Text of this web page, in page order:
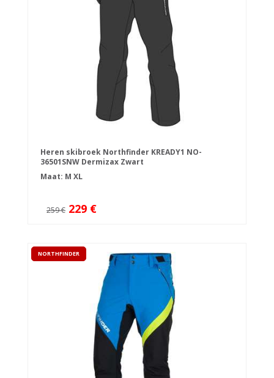
Heren skibroek Northfinder KREADY1 NO-
36501SNW Dermizax Zwart
Maat: M XL
259 € 229 €
NORTHFINDER